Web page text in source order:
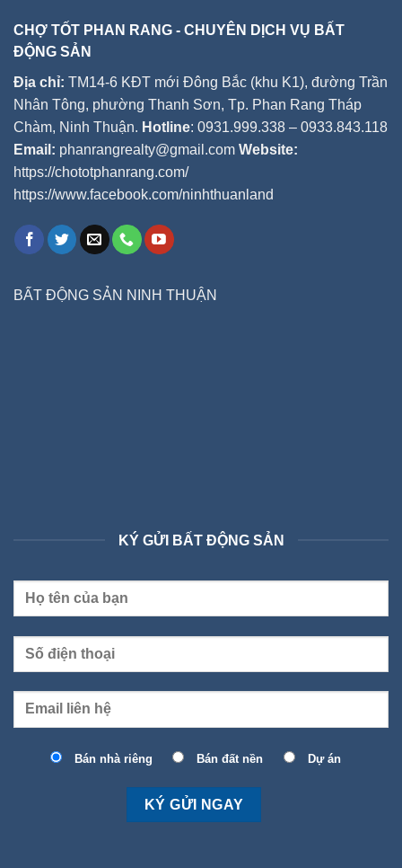
CHỢ TỐT PHAN RANG - CHUYÊN DỊCH VỤ BẤT
ĐỘNG SẢN
Địa chỉ: TM14-6 KĐT mới Đông Bắc (khu K1), đường Trần
Nhân Tông, phường Thanh Sơn, Tp. Phan Rang Tháp
Chàm, Ninh Thuận. Hotline: 0931.999.338 – 0933.843.118
Email: phanrangrealty@gmail.com Website:
https://chototphanrang.com/
https://www.facebook.com/ninhthuanland
BẤT ĐỘNG SẢN NINH THUẬN
KÝ GỬI BẤT ĐỘNG SẢN
Bán nhà riêng Bán đất nền Dự án